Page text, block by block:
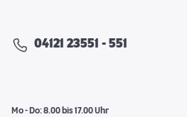
04121 23551 - 551
Mo - Do: 8.00 bis 17.00 Uhr